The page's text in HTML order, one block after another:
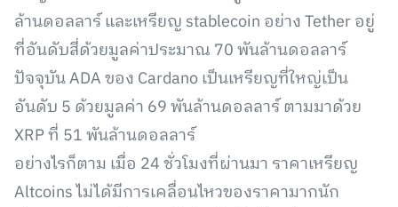
ล้านดอลลาร์ และเหรียญ stablecoin อย่าง Tether อยู่
ที่อันดับสี่ด้วยมูลค่าประมาณ 70 พันล้านดอลลาร์
ปัจจุบัน ADA ของ Cardano เป็นเหรียญที่ใหญ่เป็น
อันดับ 5 ด้วยมูลค่า 69 พันล้านดอลลาร์ ตามมาด้วย
XRP ที่ 51 พันล้านดอลลาร์
อย่างไรก็ตาม เมื่อ 24 ชั่วโมงที่ผ่านมา ราคาเหรียญ
Altcoins ไม่ได้มีการเคลื่อนไหวของราคามากนัก